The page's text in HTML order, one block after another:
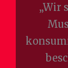
„Wir